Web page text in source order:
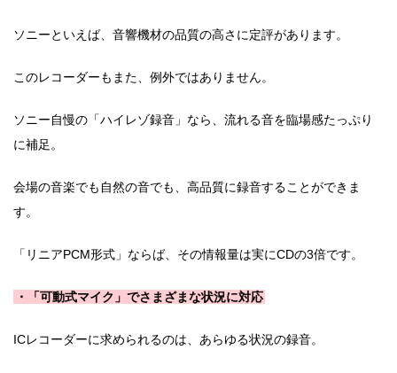
ソニーといえば、音響機材の品質の高さに定評があります。
このレコーダーもまた、例外ではありません。
ソニー自慢の「ハイレゾ録音」なら、流れる音を臨場感たっぷり
に補足。
会場の音楽でも自然の音でも、高品質に録音することができま
す。
「リニアPCM形式」ならば、その情報量は実にCDの3倍です。
・「可動式マイク」でさまざまな状況に対応
ICレコーダーに求められるのは、あらゆる状況の録音。